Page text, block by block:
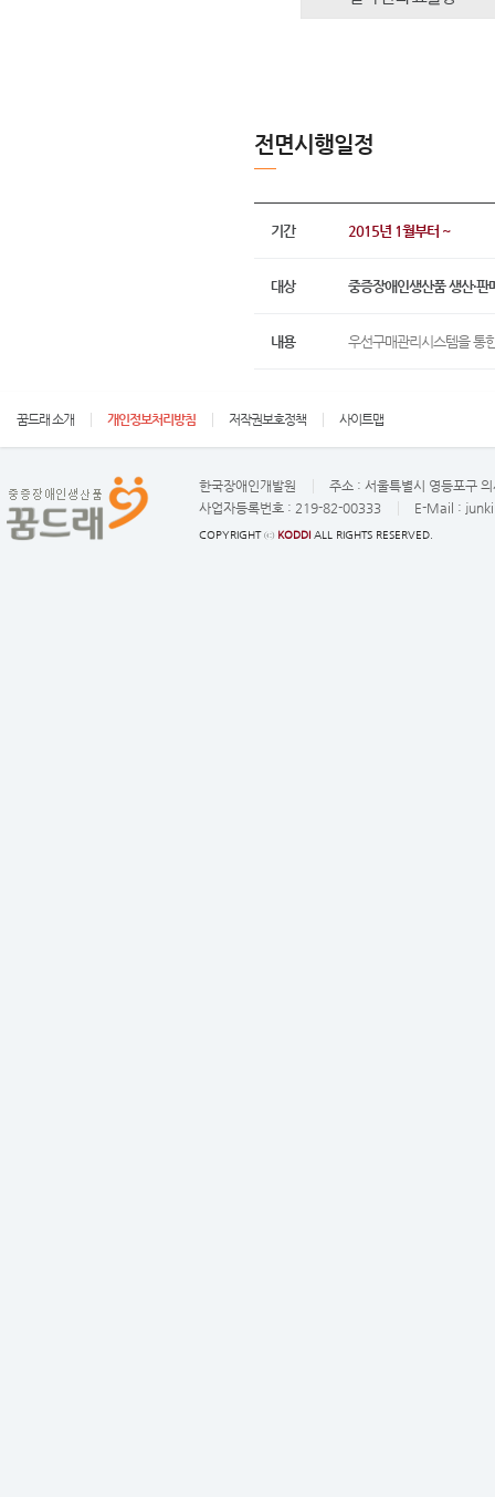
전면시행일정
기간 2015년 1월부터 ~
대상 중증장애인생산품 생산·판
내용 우선구매관리시스템을 통
꿈드래 소개 개인정보처리방침 저작권보호정책 사이트맵
한국장애인개발원 주소 : 서울특별시 영등포구
사업자등록번호 : 219-82-00333 E-Mail :
COPYRIGHT ⓒ KODDI ALL RIGHTS RESERVED.